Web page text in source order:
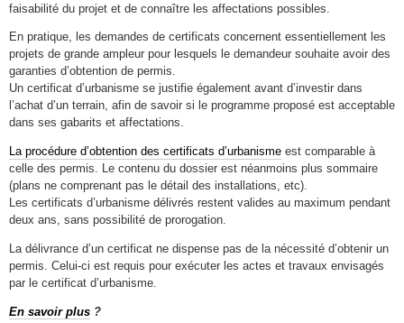
faisabilité du projet et de connaître les affectations possibles.
En pratique, les demandes de certificats concernent essentiellement les
projets de grande ampleur pour lesquels le demandeur souhaite avoir des
garanties d’obtention de permis.
Un certificat d’urbanisme se justifie également avant d’investir dans
l’achat d’un terrain, afin de savoir si le programme proposé est acceptable
dans ses gabarits et affectations.
La procédure d’obtention des certificats d’urbanisme est comparable à
celle des permis. Le contenu du dossier est néanmoins plus sommaire
(plans ne comprenant pas le détail des installations, etc).
Les certificats d’urbanisme délivrés restent valides au maximum pendant
deux ans, sans possibilité de prorogation.
La délivrance d’un certificat ne dispense pas de la nécessité d’obtenir un
permis. Celui-ci est requis pour exécuter les actes et travaux envisagés
par le certificat d’urbanisme.
En savoir plus ?